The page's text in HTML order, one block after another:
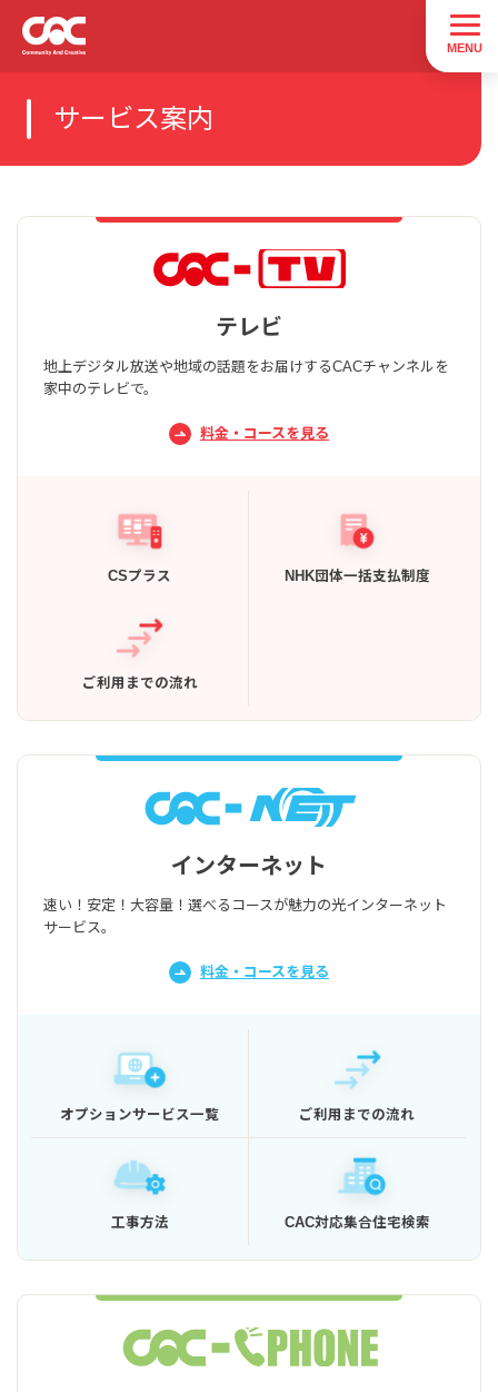
サービス案内
テレビ
地上デジタル放送や地域の話題をお届けするCACチャンネルを
家中のテレビで。
料金・コースを見る
CSプラス NHK団体一括支払制度
ご利用までの流れ
インターネット
速い！安定！大容量！選べるコースが魅力の光インターネット
サービス。
料金・コースを見る
オプションサービス一覧 ご利用までの流れ
工事方法 CAC対応集合住宅検索